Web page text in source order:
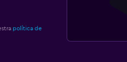
política de